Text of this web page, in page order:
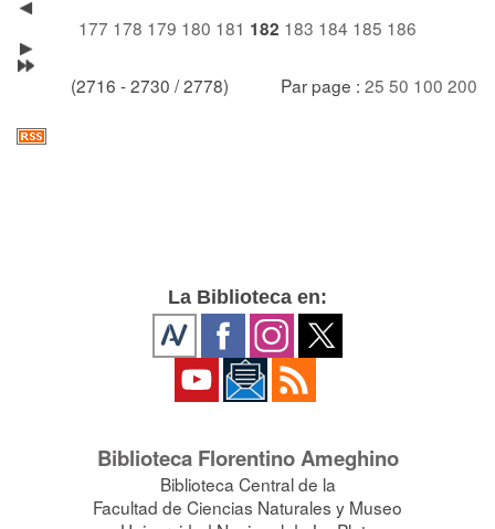
177 178 179 180 181 182 183 184 185 186
(2716 - 2730 / 2778) Par page : 25 50 100 200
La Biblioteca en:
Biblioteca Florentino Ameghino
Biblioteca Central de la
Facultad de Ciencias Naturales y Museo